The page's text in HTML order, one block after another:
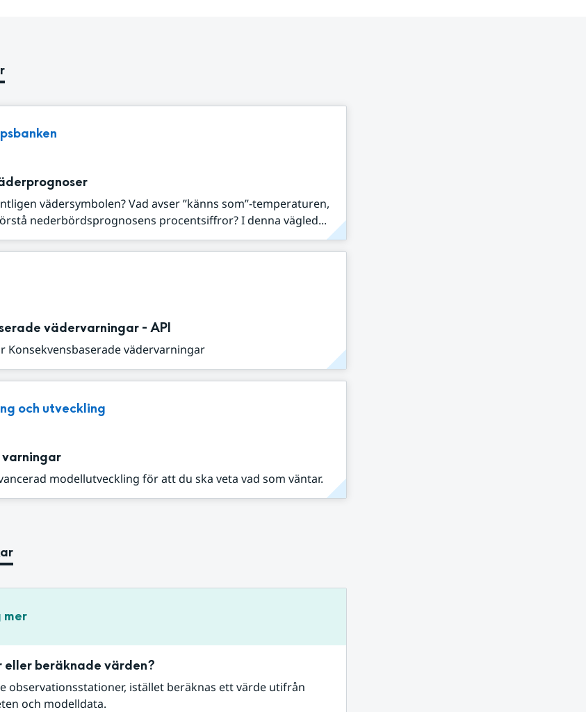
vädersymbolen? Vad avser ”känns som”-temperaturen,
nederbördsprognosens procentsiffror? I denna vägled...
vädervarningar - API
Konsekvensbaserade vädervarningar
och utveckling
varningar
modellutveckling för att du ska veta vad som väntar.
mer
eller beräknade värden?
observationsstationer, istället beräknas ett värde utifrån
och modelldata.